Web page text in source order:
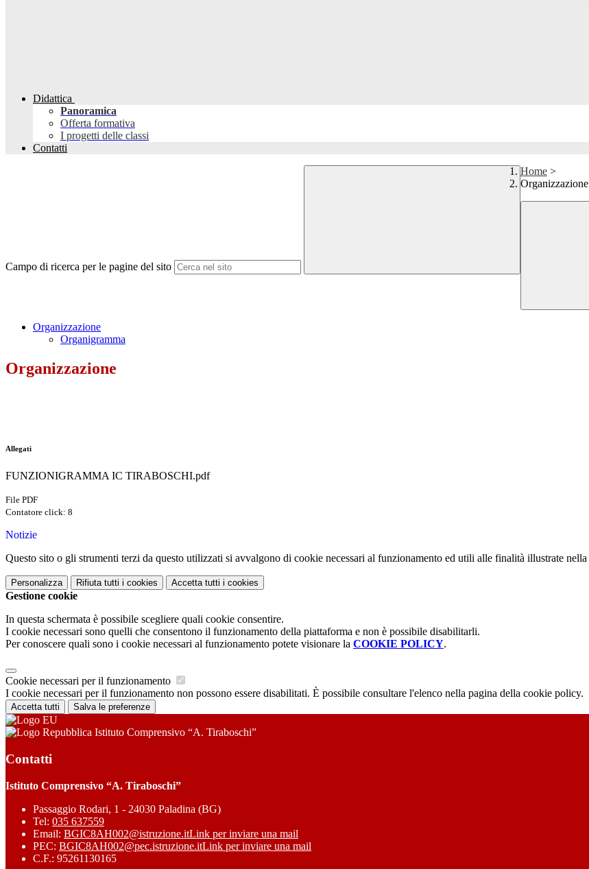
Didattica
Panoramica
Offerta formativa
I progetti delle classi
Contatti
Campo di ricerca per le pagine del sito
Home >
Organizzazione
Organizzazione
Organigramma
Organizzazione
Allegati
FUNZIONIGRAMMA IC TIRABOSCHI.pdf
File PDF
Contatore click: 8
Notizie
Questo sito o gli strumenti terzi da questo utilizzati si avvalgono di cookie necessari al funzionamento ed utili alle finalità illustrate nella
Personalizza Rifiuta tutti i cookies Accetta tutti i cookies
Gestione cookie
In questa schermata è possibile scegliere quali cookie consentire.
I cookie necessari sono quelli che consentono il funzionamento della piattaforma e non è possibile disabilitarli.
Per conoscere quali sono i cookie necessari al funzionamento potete visionare la COOKIE POLICY.
Cookie necessari per il funzionamento
I cookie necessari per il funzionamento non possono essere disabilitati. È possibile consultare l'elenco nella pagina della cookie policy.
Accetta tutti Salva le preferenze
Istituto Comprensivo “A. Tiraboschi”
Contatti
Istituto Comprensivo “A. Tiraboschi”
Passaggio Rodari, 1 - 24030 Paladina (BG)
Tel: 035 637559
Email: BGIC8AH002@istruzione.itLink per inviare una mail
PEC: BGIC8AH002@pec.istruzione.itLink per inviare una mail
C.F.: 95261130165